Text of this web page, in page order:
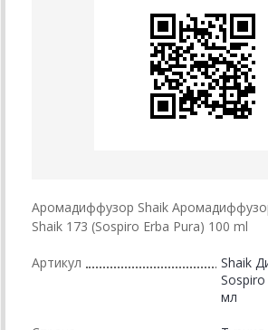
Аромадиффузор Shaik
Shaik 173 (Sospiro Erba Pura) 100 ml
Артикул
Shaik
мл